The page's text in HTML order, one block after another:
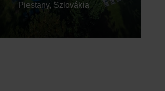
Piestany, Szlovákia